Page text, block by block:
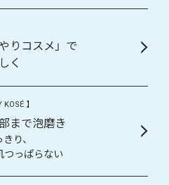
やりコスメ」で
く
KOSÉ 】
まで泡磨き
り、
つっぱらない